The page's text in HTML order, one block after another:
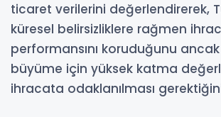
ticaret verilerini değerlendirerek,
küresel belirsizliklere rağmen
performansını koruduğunu
büyüme için yüksek katma
ihracata odaklanılması